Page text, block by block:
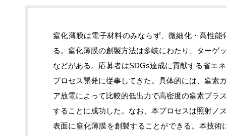
窒化薄膜は電子材料のみならず、微細化・高性
る。窒化薄膜の創製方法は多岐にわたり、ターゲ
などがある。応募者はSDGs達成に貢献する省エ
プロセス開発に従事してきた。具体的には、窒素
ア放電によって比較的低出力で高密度の窒素プラ
することに成功した。なお、本プロセスは照射ノ
表面に窒化薄膜を創製することができる。本技